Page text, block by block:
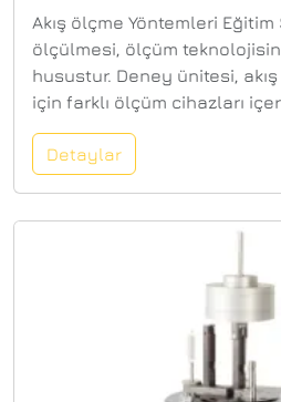
Akış ölçme Yöntemleri Eğitim
ölçülmesi, ölçüm
husustur. Deney ünitesi,
için farklı ölçüm cihazları
şeffaf kasalarla
nozulundaki veya orifis
için altı tüplü manometre
Detaylar